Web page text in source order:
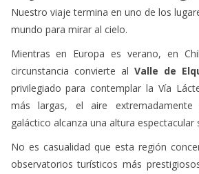
Nuestro viaje termina en uno de los
mundo para mirar al cielo.
Mientras en Europa es verano, en
circunstancia convierte al Valle de
privilegiado para contemplar la Vía
más largas, el aire
galáctico alcanza una altura espectacular
No es casualidad que esta región
observatorios turísticos más